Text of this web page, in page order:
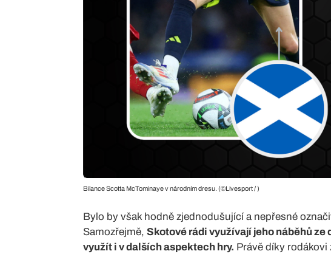
Bilance Scotta McTominaye v národním dresu. (©Livesport / )
Bylo by však hodně zjednodušující a nepřesné
Samozřejmě, Skotové rádi využívají jeho náběhů ze
využít i v dalších aspektech hry. Právě díky